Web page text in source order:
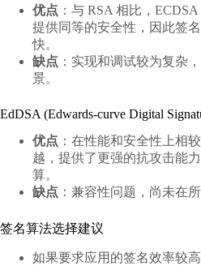
优点 ：与 RSA 相比，
提供同等的安全性，因此签
快。
缺点 ：实现和调试较为复杂
景。
EdDSA (Edwards-curve Digital
优点 ：在性能和安全性上相
越，提供了更强的抗攻击能
算。
缺点 ：兼容性问题，尚未在
签名算法选择建议
如果要求应用的签名效率较